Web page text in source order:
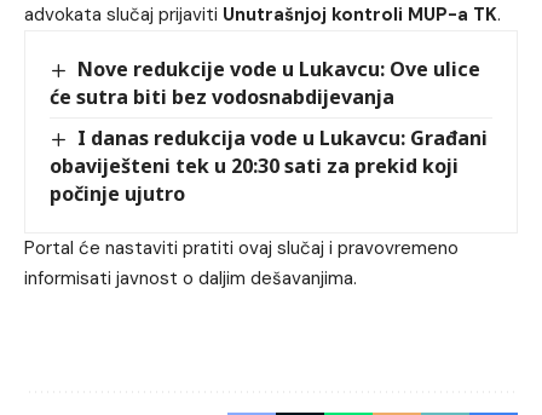
advokata slučaj prijaviti Unutrašnjoj kontroli MUP-a TK.
Nove redukcije vode u Lukavcu: Ove ulice
će sutra biti bez vodosnabdijevanja
I danas redukcija vode u Lukavcu: Građani
obaviješteni tek u 20:30 sati za prekid koji
počinje ujutro
Portal će nastaviti pratiti ovaj slučaj i pravovremeno
informisati javnost o daljim dešavanjima.